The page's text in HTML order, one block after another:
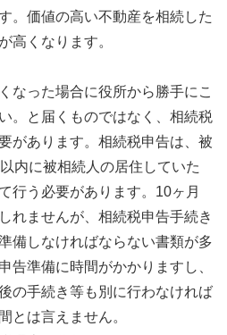
。価値の高い不動産を相続した
高くなります。
なった場合に役所から勝手にこ
。と届くものではなく、相続税
があります。相続税申告は、被
内に被相続人の居住していた
行う必要があります。10ヶ月
れませんが、相続税申告手続き
備しなければならない書類が多
告準備に時間がかかりますし、
の手続き等も別に行わなければ
とは言えません。